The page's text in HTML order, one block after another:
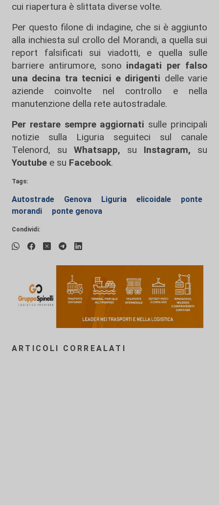
cui riapertura è slittata diverse volte.
Per questo filone di indagine, che si è aggiunto
alla inchiesta sul crollo del Morandi, a quella sui
report falsificati sui viadotti, e quella sulle
barriere antirumore, sono indagati per falso
una decina tra tecnici e dirigenti delle varie
aziende coinvolte nel controllo e nella
manutenzione della rete autostradale.
Per restare sempre aggiornati sulle principali
notizie sulla Liguria seguiteci sul canale
Telenord, su
Whatsapp, su Instagram, su
Youtube e su Facebook.
Tags:
Autostrade Genova Liguria elicoidale
ponte
morandi
ponte genova
Condividi:
ARTICOLI CORREALATI